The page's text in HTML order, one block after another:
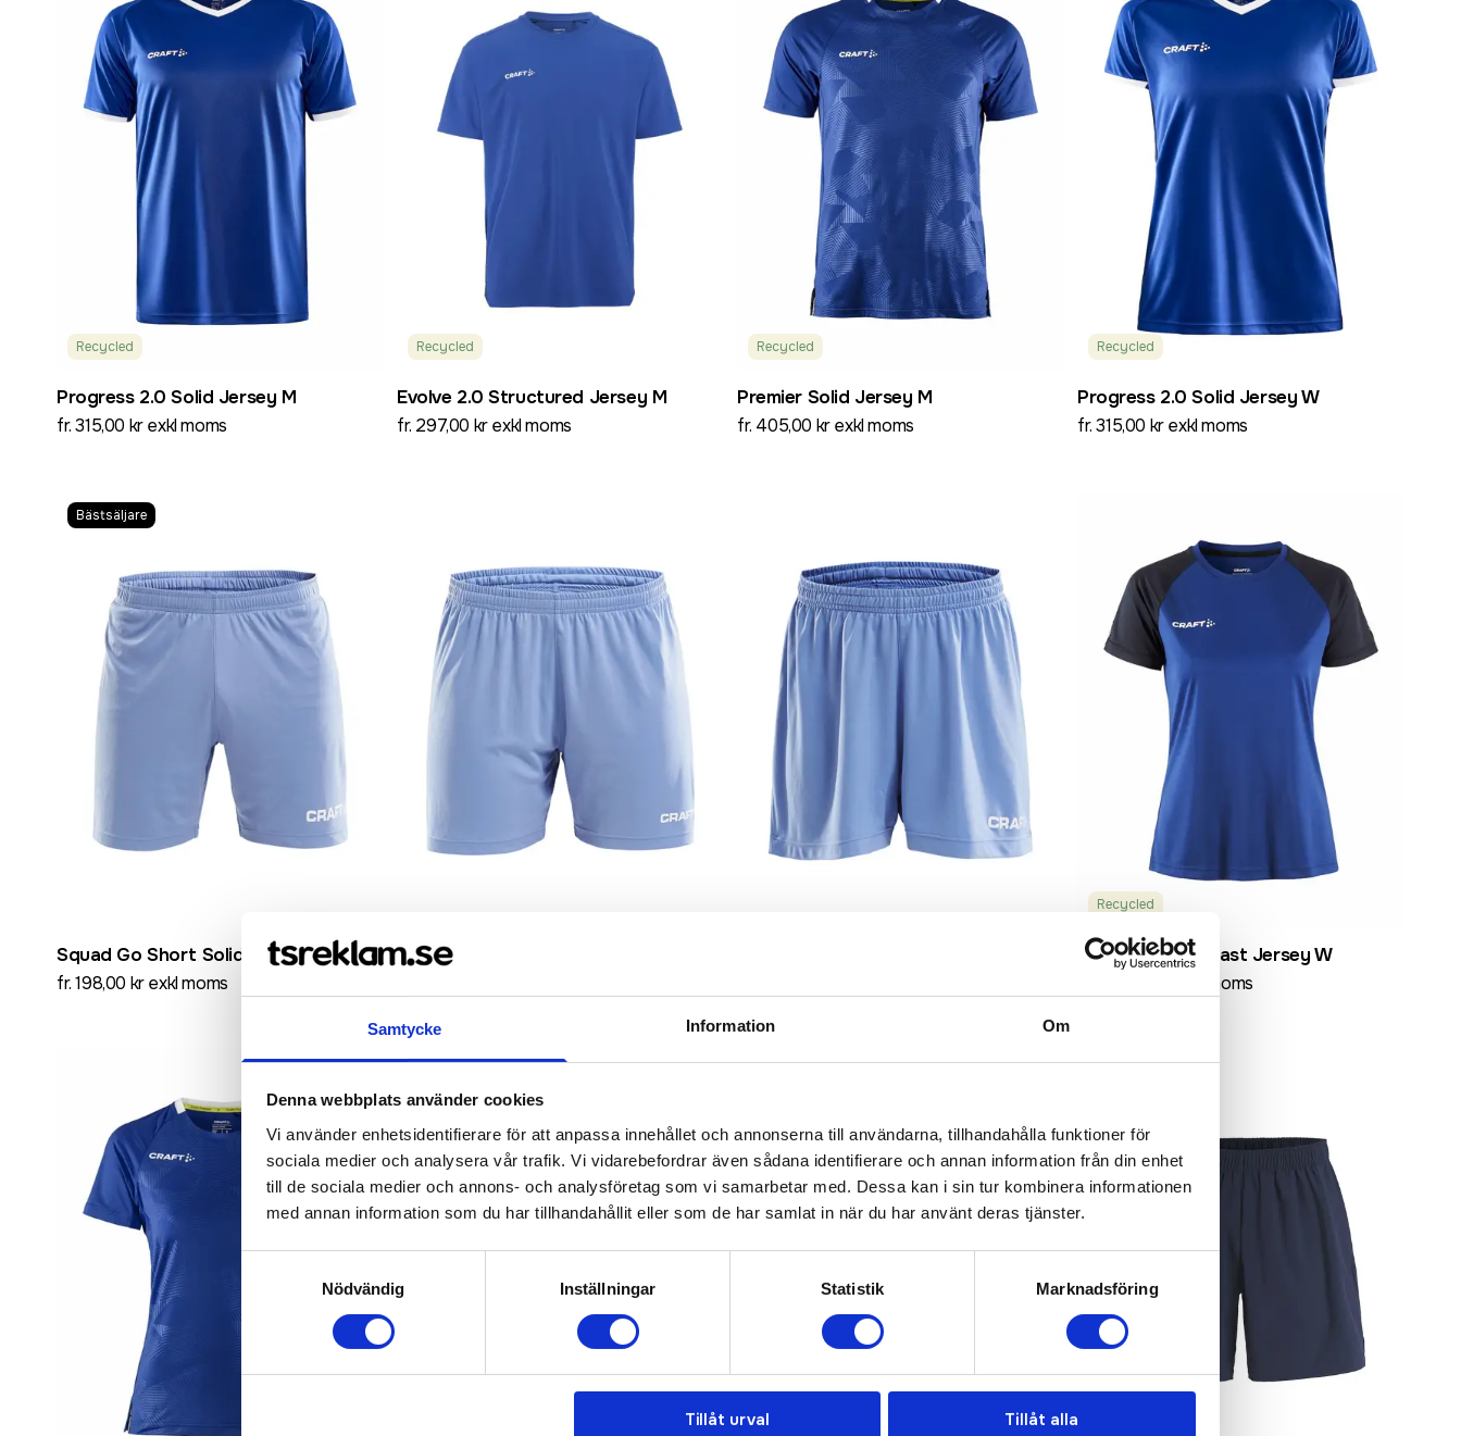
Samtycke Information Om
Denna webbplats använder cookies
Vi använder enhetsidentifierare för att anpassa innehållet och annonserna till användarna, tillhandahålla funktioner för
sociala medier och analysera vår trafik. Vi vidarebefordrar även sådana identifierare och annan information från din enhet
till de sociala medier och annons- och analysföretag som vi samarbetar med. Dessa kan i sin tur kombinera informationen
med annan information som du har tillhandahållit eller som de har samlat in när du har använt deras tjänster.
Nödvändig
Inställningar Statistik Marknadsföring
Tillåt urval Tillåt alla
Recycled
Progress 2.0 Solid Jersey M
fr. 315,00 kr exkl moms
Recycled
Evolve 2.0 Structured Jersey M
fr. 297,00 kr exkl moms
Recycled
Premier Solid Jersey M
fr. 405,00 kr exkl moms
Recycled
Progress 2.0 Solid Jersey W
fr. 315,00 kr exkl moms
Bästsäljare
Squad Go Short Solid M
fr. 198,00 kr exkl moms
Squad Go Short Solid W
Recycled
Squad 2.0 Contrast Jersey W
fr. 252,00 kr exkl moms